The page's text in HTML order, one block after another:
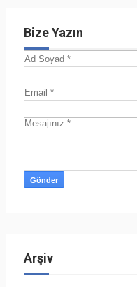
Bize Yazın
Arşiv